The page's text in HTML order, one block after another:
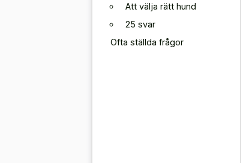
Att välja rätt hund
25 svar
Ofta ställda frågor